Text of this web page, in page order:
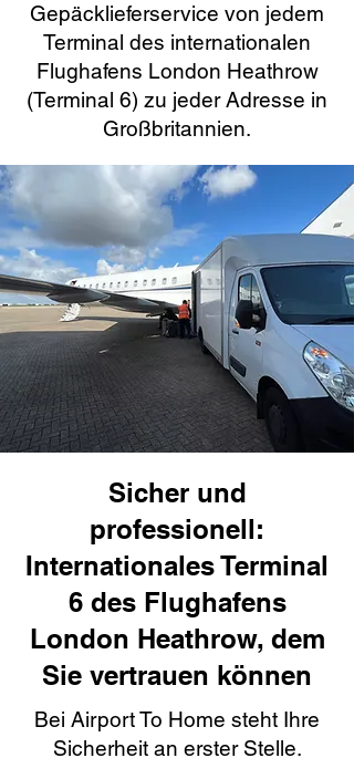
Gepäcklieferservice von jedem
Terminal des internationalen
Flughafens London Heathrow
(Terminal 6) zu jeder Adresse in
Großbritannien.
Sicher und
professionell:
Internationales Terminal
6 des Flughafens
London Heathrow, dem
Sie vertrauen können
Bei Airport To Home steht Ihre
Sicherheit an erster Stelle.